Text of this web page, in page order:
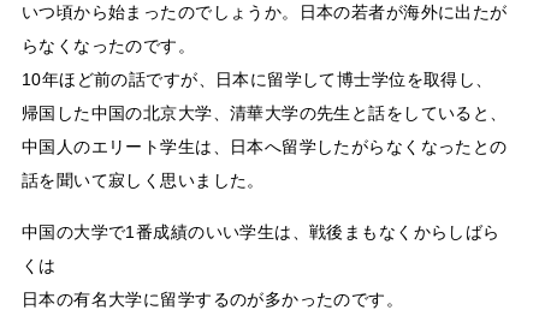
いつ頃から始まったのでしょうか。日本の若者が海外に出たが
らなくなったのです。
10年ほど前の話ですが、日本に留学して博士学位を取得し、
帰国した中国の北京大学、清華大学の先生と話をしていると、
中国人のエリート学生は、日本へ留学したがらなくなったとの
話を聞いて寂しく思いました。
中国の大学で1番成績のいい学生は、戦後まもなくからしばら
くは
日本の有名大学に留学するのが多かったのです。